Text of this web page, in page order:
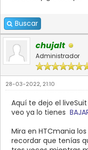
Buscar
chujalt
Administrador
28-03-2022, 21:10
Aquí te dejo el
veo ya lo tienes
Mira en HTCmania
recordar que tenías